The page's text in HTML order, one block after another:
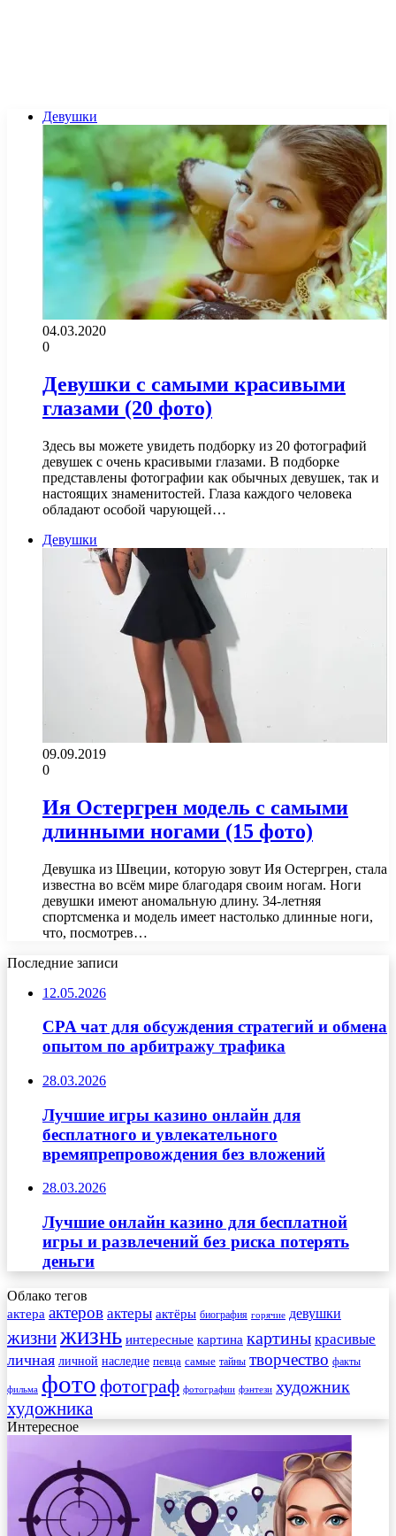
Девушки
04.03.2020
0
Девушки с самыми красивыми
глазами (20 фото)
Здесь вы можете увидеть подборку из 20 фотографий
девушек с очень красивыми глазами. В подборке
представлены фотографии как обычных девушек, так и
настоящих знаменитостей. Глаза каждого человека
обладают особой чарующей…
Девушки
09.09.2019
0
Ия Остергрен модель с самыми
длинными ногами (15 фото)
Девушка из Швеции, которую зовут Ия Остергрен, стала
известна во всём мире благодаря своим ногам. Ноги
девушки имеют аномальную длину. 34-летняя
спортсменка и модель имеет настолько длинные ноги,
что, посмотрев…
Последние записи
12.05.2026
CPA чат для обсуждения стратегий и обмена
опытом по арбитражу трафика
28.03.2026
Лучшие игры казино онлайн для
бесплатного и увлекательного
времяпрепровождения без вложений
28.03.2026
Лучшие онлайн казино для бесплатной
игры и развлечений без риска потерять
деньги
Облако тегов
актера актеров актеры актёры биография горячие девушки
жизнижизнь интересные картина картины красивые
личная личной наследие певца самые тайны творчество факты
фильма фото фотограф фотографии фэнтези художник
художника
Интересное